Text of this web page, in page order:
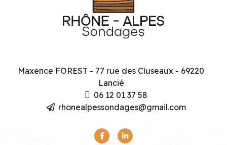
Maxence FOREST - 77 rue des Cluseaux - 69220
Lancié
06 12 01 37 58
rhonealpessondages@gmail.com